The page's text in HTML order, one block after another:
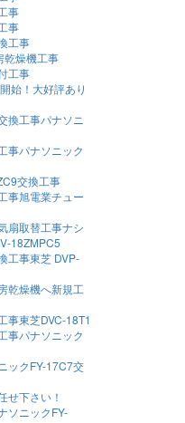
事
事
工事
乾燥機工事
工事
始！大好評あり
換工事パナソニ
事パナソニック
交換工事
事旭電業チュー
扇取替工事ナシ
18ZMPC5
工事東芝 DVP-
乾燥機へ新規工
事東芝DVC-18T1
事パナソニック
ックFY-17C7交
せ下さい！
ソニックFY-